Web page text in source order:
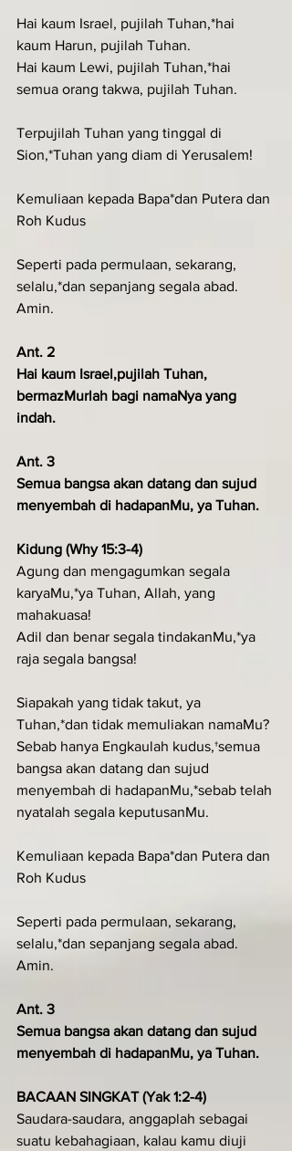
Hai kaum Israel, pujilah Tuhan,*hai
kaum Harun, pujilah Tuhan.
Hai kaum Lewi, pujilah Tuhan,*hai
semua orang takwa, pujilah Tuhan.
Terpujilah Tuhan yang tinggal di
Sion,*Tuhan yang diam di Yerusalem!
Kemuliaan kepada Bapa*dan Putera dan
Roh Kudus
Seperti pada permulaan, sekarang,
selalu,*dan sepanjang segala abad.
Amin.
Ant. 2
Hai kaum Israel,pujilah Tuhan,
bermazMurlah bagi namaNya yang
indah.
Ant. 3
Semua bangsa akan datang dan sujud
menyembah di hadapanMu, ya Tuhan.
Kidung (Why 15:3-4)
Agung dan mengagumkan segala
karyaMu,*ya Tuhan, Allah, yang
mahakuasa!
Adil dan benar segala tindakanMu,*ya
raja segala bangsa!
Siapakah yang tidak takut, ya
Tuhan,*dan tidak memuliakan namaMu?
Sebab hanya Engkaulah kudus,†semua
bangsa akan datang dan sujud
menyembah di hadapanMu,*sebab telah
nyatalah segala keputusanMu.
Kemuliaan kepada Bapa*dan Putera dan
Roh Kudus
Seperti pada permulaan, sekarang,
selalu,*dan sepanjang segala abad.
Amin.
Ant. 3
Semua bangsa akan datang dan sujud
menyembah di hadapanMu, ya Tuhan.
BACAAN SINGKAT (Yak 1:2-4)
Saudara-saudara, anggaplah sebagai
suatu kebahagiaan, kalau kamu diuji